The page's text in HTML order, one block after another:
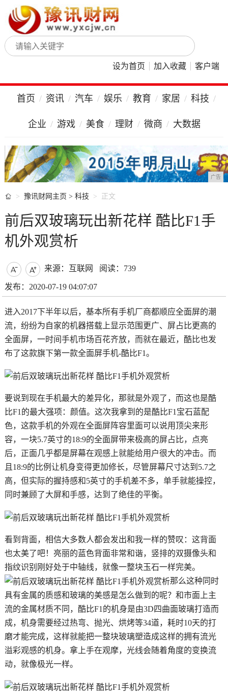
设为首页 加入收藏 客户端
首页 资讯 汽车 娱乐 教育 家居 科技
企业 游戏 美食 理财 微商 大数据
广告
 豫讯财网主页 > 科技 正文
前后双玻璃玩出新花样 酷比F1手
机外观赏析
  来源：互联网 阅读：739
发布：2020-07-19 04:07:07
进入2017下半年以后，基本所有手机厂商都顺应全面屏的潮
流，纷纷为自家的机器搭载上显示范围更广、屏占比更高的
全面屏，一时间手机市场百花齐放，而就在最近，酷比也发
布了这款旗下第一款全面屏手机-酷比F1。
要说到现在手机最大的差异化，那就是外观了，而这也是酷
比F1的最大强项：颜值。这次我拿到的是酷比F1宝石蓝配
色，这款手机的外观在全面屏阵容里面可以说用顶尖来形
容，一块5.7英寸的18:9的全面屏带来极高的屏占比，点亮
后，正面几乎都是屏幕在观感上就能给用户很大的冲击。而
且18:9的比例让机身变得更加修长，尽管屏幕尺寸达到5.7之
高，但实际的握持感和5英寸的手机差不多，单手就能操控，
同时兼顾了大屏和手感，达到了绝佳的平衡。
看到背面，相信大多数人都会发出和我一样的赞叹：这背面
也太美了吧！亮丽的蓝色背面非常和谐，竖排的双摄像头和
指纹识别刚好处于中轴线，就像一整块玉石一样完美。
那么这种同时
具有金属的质感和玻璃的美感是怎么做到的呢？和市面上主
流的金属材质不同，酷比F1的机身是由3D四曲面玻璃打造而
成，机身需要经过热弯、抛光、烘烤等34道，耗时10天的打
磨才能完成，这样就能把一整块玻璃塑造成这样的拥有流光
溢彩观感的机身。拿上手在观摩，光线会随着角度的变换流
动，就像极光一样。